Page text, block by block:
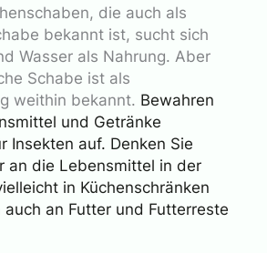
die auch als
bekannt ist, sucht sich
Wasser als Nahrung. Aber
Schabe ist als
weithin bekannt. Bewahren
und Getränke
Insekten auf. Denken Sie
an die Lebensmittel in der
in Küchenschränken
auch an Futter und Futterreste